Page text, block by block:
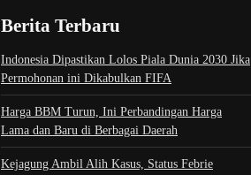
Berita Terbaru
Indonesia Dipastikan Lolos Piala Dunia 2030 Jika
Permohonan ini Dikabulkan FIFA
Harga BBM Turun, Ini Perbandingan Harga
Lama dan Baru di Berbagai Daerah
Kejagung Ambil Alih Kasus, Status Febrie